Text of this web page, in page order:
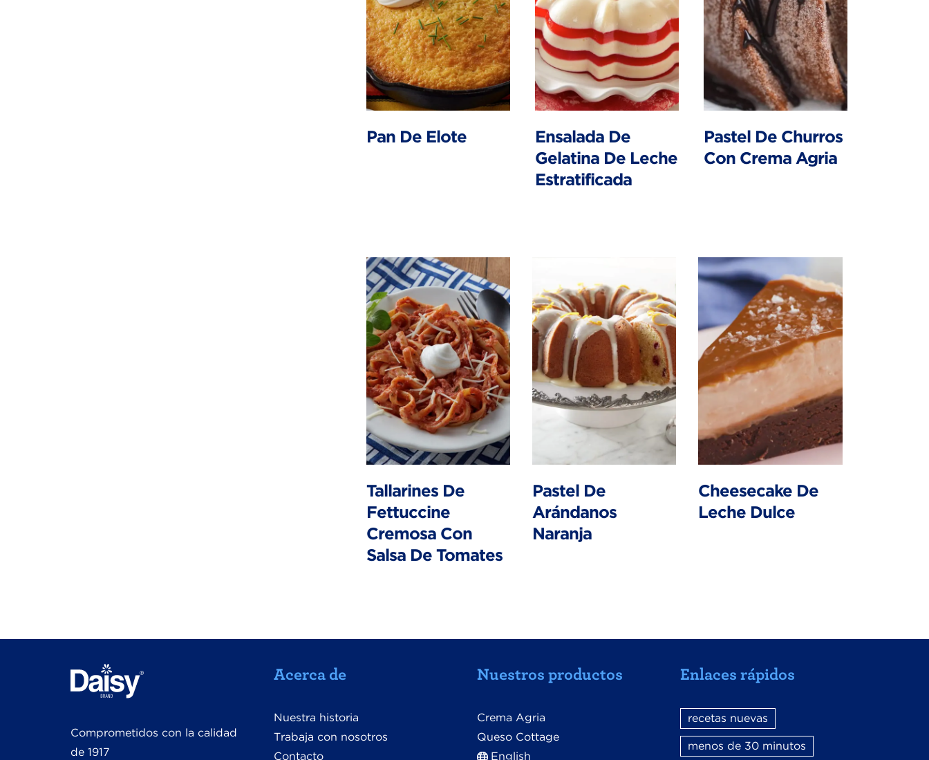
Pan De Elote
Ensalada De
Gelatina De Leche
Estratificada
Pastel De Churros
Con Crema Agria
Tallarines De
Fettuccine
Cremosa Con
Salsa De Tomates
Pastel De
Arándanos
Naranja
Cheesecake De
Leche Dulce
Comprometidos con la calidad
de 1917
Acerca de
Nuestra historia
Trabaja con nosotros
Contacto
Nuestros productos
Crema Agria
Queso Cottage
English
Enlaces rápidos
recetas nuevas
menos de 30 minutos